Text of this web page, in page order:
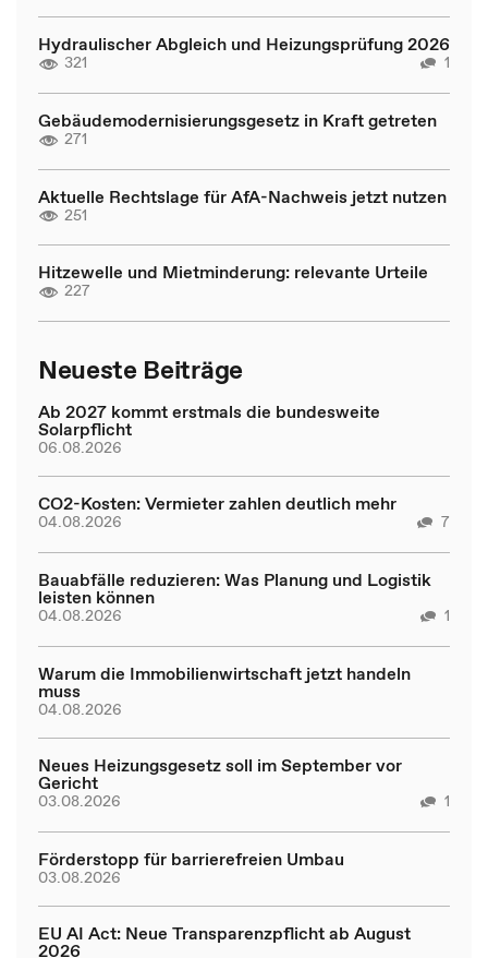
Hydraulischer Abgleich und Heizungsprüfung 2026
321 1
Gebäudemodernisierungsgesetz in Kraft getreten
271
Aktuelle Rechtslage für AfA-Nachweis jetzt nutzen
251
Hitzewelle und Mietminderung: relevante Urteile
227
Neueste Beiträge
Ab 2027 kommt erstmals die bundesweite
Solarpflicht
06.08.2026
CO2-Kosten: Vermieter zahlen deutlich mehr
04.08.2026 7
Bauabfälle reduzieren: Was Planung und Logistik
leisten können
04.08.2026 1
Warum die Immobilienwirtschaft jetzt handeln
muss
04.08.2026
Neues Heizungsgesetz soll im September vor
Gericht
03.08.2026 1
Förderstopp für barrierefreien Umbau
03.08.2026
EU AI Act: Neue Transparenzpflicht ab August
2026